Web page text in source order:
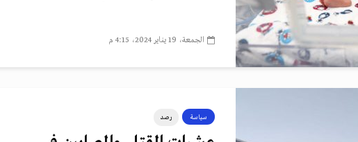
الجمعة، 19 يناير 2024، 4:15 م
سياسة رصد